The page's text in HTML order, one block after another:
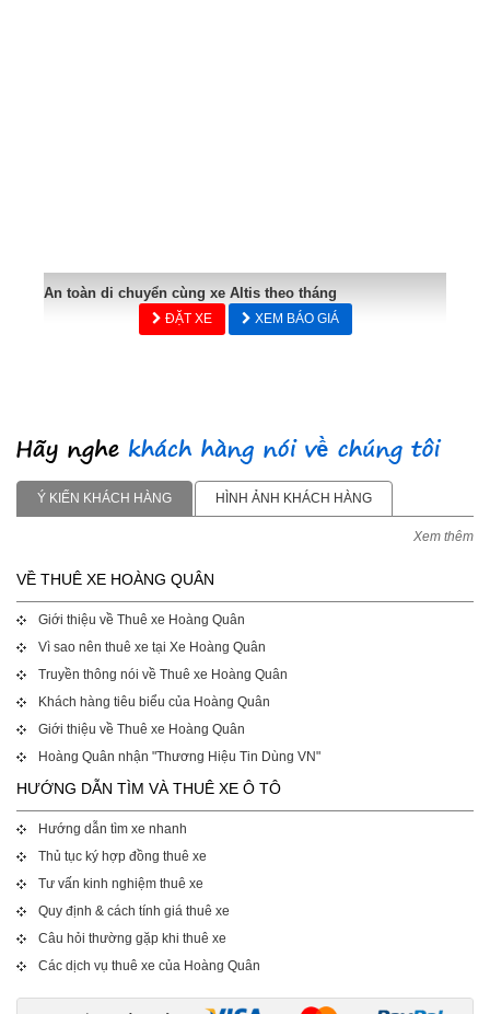
An toàn di chuyển cùng xe Altis theo tháng
ĐẶT XE XEM BÁO GIÁ
Ý KIẾN KHÁCH HÀNG HÌNH ẢNH KHÁCH HÀNG
Xem thêm
VỀ THUÊ XE HOÀNG QUÂN
Giới thiệu về Thuê xe Hoàng Quân
Vì sao nên thuê xe tại Xe Hoàng Quân
Truyền thông nói về Thuê xe Hoàng Quân
Khách hàng tiêu biểu của Hoàng Quân
Giới thiệu về Thuê xe Hoàng Quân
Hoàng Quân nhận "Thương Hiệu Tin Dùng VN"
HƯỚNG DẪN TÌM VÀ THUÊ XE Ô TÔ
Hướng dẫn tìm xe nhanh
Thủ tục ký hợp đồng thuê xe
Tư vấn kinh nghiệm thuê xe
Quy định & cách tính giá thuê xe
Câu hỏi thường gặp khi thuê xe
Các dịch vụ thuê xe của Hoàng Quân